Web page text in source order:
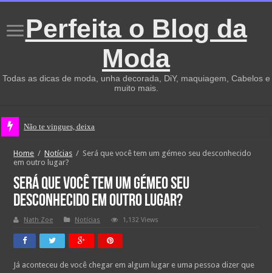
Perfeita o Blog da
Moda
Todas as dicas de moda, unha decorada, DiY, maquiagem, Cabelos e
muito mais.
Não te vingues, deixa que
Home / Notícias / Será que você tem um gémeo seu desconhecido
em outro lugar?
Será que você tem um gémeo seu
desconhecido em outro lugar?
Nath Zoe Notícias 1,132 Views
Já aconteceu de você chegar em algum lugar e uma pessoa dizer que